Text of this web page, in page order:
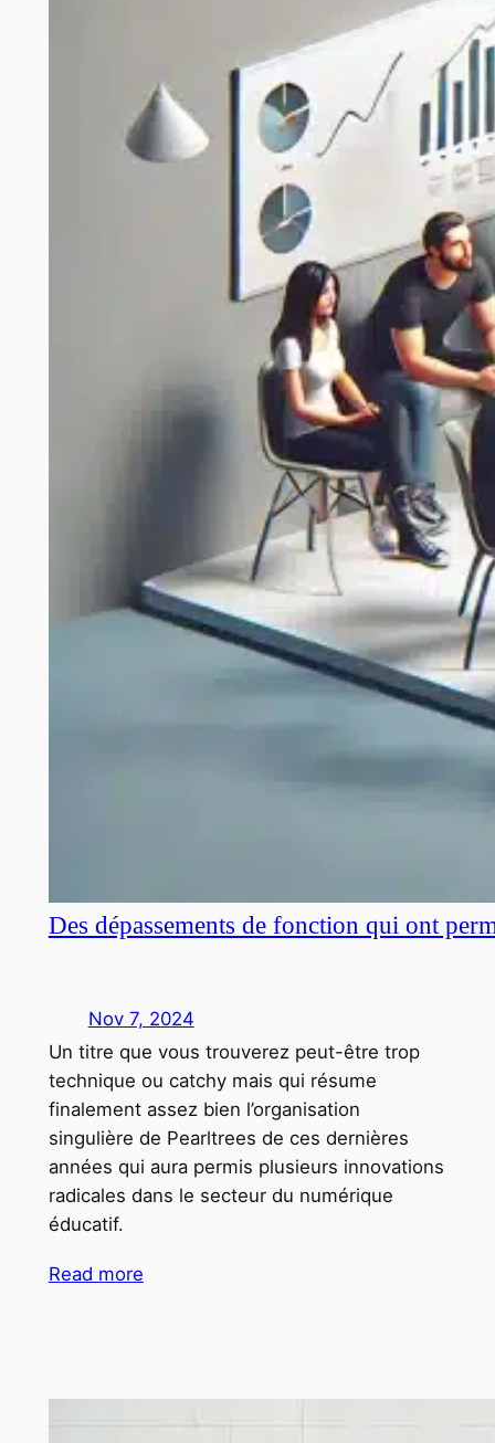
Des dépassements de fonction qui ont
Nov 7, 2024
Un titre que vous trouverez peut-être trop
technique ou catchy mais qui résume
finalement assez bien l’organisation
singulière de Pearltrees de ces dernières
années qui aura permis plusieurs innovations
radicales dans le secteur du numérique
éducatif.
Read more